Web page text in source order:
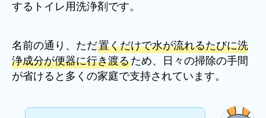
するトイレ用洗浄剤です。
名前の通り、ただ置くだけで水が流れるたびに洗
浄成分が便器に行き渡るため、日々の掃除の手間
が省けると多くの家庭で支持されています。